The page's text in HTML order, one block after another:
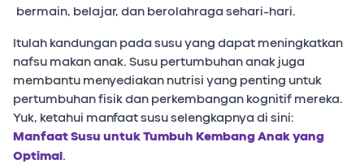
bermain, belajar, dan berolahraga sehari-hari.
Itulah kandungan pada susu yang dapat meningkatkan
nafsu makan anak. Susu pertumbuhan anak juga
membantu menyediakan nutrisi yang penting untuk
pertumbuhan fisik dan perkembangan kognitif mereka.
Yuk, ketahui manfaat susu selengkapnya di sini:
Manfaat Susu untuk Tumbuh Kembang Anak yang
Optimal.